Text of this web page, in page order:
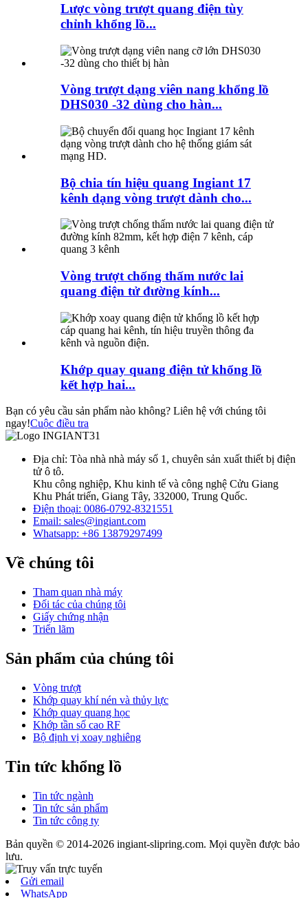
Lược vòng trượt quang điện tùy
chỉnh khổng lồ...
Vòng trượt dạng viên nang khổng lồ
DHS030 -32 dùng cho hàn...
Bộ chia tín hiệu quang Ingiant 17
kênh dạng vòng trượt dành cho...
Vòng trượt chống thấm nước lai
quang điện tử đường kính...
Khớp quay quang điện tử khổng lồ
kết hợp hai...
Bạn có yêu cầu sản phẩm nào không? Liên hệ với chúng tôi
ngay!Cuộc điều tra
Địa chỉ: Tòa nhà nhà máy số 1, chuyên sản xuất thiết bị điện
tử ô tô.
Khu công nghiệp, Khu kinh tế và công nghệ Cửu Giang
Khu Phát triển, Giang Tây, 332000, Trung Quốc.
Điện thoại: 0086-0792-8321551
Email: sales@ingiant.com
Whatsapp: +86 13879297499
Về chúng tôi
Tham quan nhà máy
Đối tác của chúng tôi
Giấy chứng nhận
Triển lãm
Sản phẩm của chúng tôi
Vòng trượt
Khớp quay khí nén và thủy lực
Khớp quay quang học
Khớp tần số cao RF
Bộ định vị xoay nghiêng
Tin tức khổng lồ
Tin tức ngành
Tin tức sản phẩm
Tin tức công ty
Bản quyền © 2014-2026 ingiant-slipring.com. Mọi quyền được bảo
lưu.
Gửi email
WhatsApp